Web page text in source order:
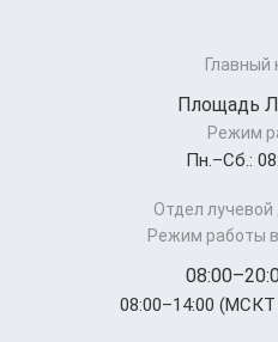
Главный
Площадь
Режим
Пн.–Cб.:
Отдел лучевой
Режим работы
08:00–14:00